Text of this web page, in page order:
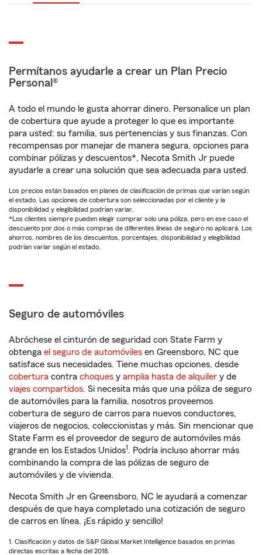
Permítanos ayudarle a crear un Plan Precio
Personal®
A todo el mundo le gusta ahorrar dinero. Personalice un plan
de cobertura que ayude a proteger lo que es importante
para usted: su familia, sus pertenencias y sus finanzas. Con
recompensas por manejar de manera segura, opciones para
combinar pólizas y descuentos*, Necota Smith Jr puede
ayudarle a crear una solución que sea adecuada para usted.
Los precios están basados en planes de clasificación de primas que varían según
el estado. Las opciones de cobertura son seleccionadas por el cliente y la
disponibilidad y elegibilidad podrían variar.
*Los clientes siempre pueden elegir comprar solo una póliza, pero en ese caso el
descuento por dos o más compras de diferentes líneas de seguro no aplicará. Los
ahorros, nombres de los descuentos, porcentajes, disponibilidad y elegibilidad
podrían variar según el estado.
Seguro de automóviles
Abróchese el cinturón de seguridad con State Farm y
obtenga el seguro de automóviles en Greensboro, NC que
satisface sus necesidades. Tiene muchas opciones, desde
cobertura contra choques y amplia hasta de alquiler y de
viajes compartidos. Si necesita más que una póliza de seguro
de automóviles para la familia, nosotros proveemos
cobertura de seguro de carros para nuevos conductores,
viajeros de negocios, coleccionistas y más. Sin mencionar que
State Farm es el proveedor de seguro de automóviles más
grande en los Estados Unidos1. Podría incluso ahorrar más
combinando la compra de las pólizas de seguro de
automóviles y de vivienda.
Necota Smith Jr en Greensboro, NC le ayudará a comenzar
después de que haya completado una cotización de seguro
de carros en línea. ¡Es rápido y sencillo!
1. Clasificación y datos de S&P Global Market Intelligence basados en primas
directas escritas a fecha del 2018.